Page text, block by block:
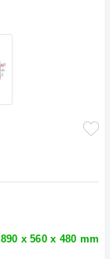
890 x 560 x 480 mm